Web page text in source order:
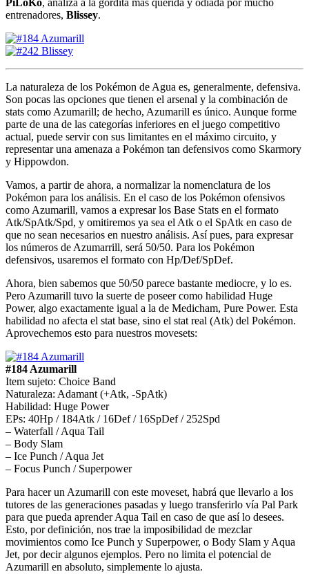
entrenadores, Blissey.
La naturaleza de los Pokémon de Agua es, generalmente, defensiva.
Son pocas las opciones que tienen el arsenal y la combinación de
stats como Azumarill; de hecho, Azumarill es único. Aunque forme
parte de una de las categorías inferiores en el juego competitivo
actual, puede servir con sus limitantes en el máximo circuito, y
representar una amenaza a Pokémon tan defensivos como Skarmory
y Hippowdon.
Vamos, a partir de ahora, a normalizar la nomenclatura de los
Pokémon para los análisis. En el caso de los Pokémon ofensivos
como Azumarill, vamos a expresar los Base Stats en el formato
Atk/SpAtk/Spd, y omitiremos ya sea el Atk o el SpAtk en caso de
que no sean necesarios en nuestro análisis. Así pues, para expresar
los números de Azumarrill, será 50/50. Para los Pokémon
defensivos, usaremos el formato con Hp/Def/SpDef.
Ahora, bien sabemos que 50/50 parece bastante mediocre, y lo es.
Pero Azumarill tuvo la suerte de poseer como habilidad Huge
Power, algo exactamente igual a la de Medicham, Pure Power. Esta
habilidad no afecta el stat base, sino el stat real (Atk) del Pokémon.
Aprovechemos esto para nuestros movesets:
#184 Azumarill
Item sujeto: Choice Band
Naturaleza: Adamant (+Atk, -SpAtk)
Habilidad: Huge Power
EPs: 40Hp / 184Atk / 16Def / 16SpDef / 252Spd
– Waterfall / Aqua Tail
– Body Slam
– Ice Punch / Aqua Jet
– Focus Punch / Superpower
Para hacer un Azumarill con este moveset, habrá que llevarlo a los
tutores de las generaciones pasadas y luego transferirlo vía Pal Park
para que pueda aprender Aqua Tail en caso de que así lo desees.
Esto, por definición, nos trae la imposibilidad de mezclar
movimientos como Ice Punch y Superpower, o Body Slam y Aqua
Jet, por decir algunos ejemplos. Pero no limita el potencial de
Azumarill en absoluto, simplemente lo ajusta.